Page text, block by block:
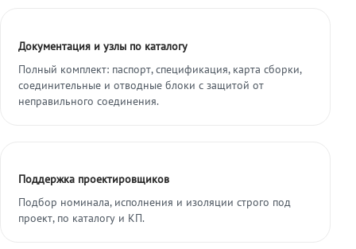
Документация и узлы по каталогу
Полный комплект: паспорт, спецификация, карта сборки,
соединительные и отводные блоки с защитой от
неправильного соединения.
Поддержка проектировщиков
Подбор номинала, исполнения и изоляции строго под
проект, по каталогу и КП.